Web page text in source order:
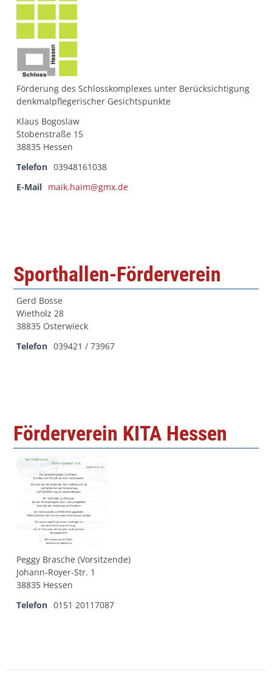
Förderung des Schlosskomplexes unter Berücksichtigung
denkmalpflegerischer Gesichtspunkte
Klaus Bogoslaw
Stobenstraße 15
38835 Hessen
Telefon 03948161038
E-Mail maik.haim@gmx.de
Sporthallen-Förderverein
Gerd Bosse
Wietholz 28
38835 Osterwieck
Telefon 039421 / 73967
Förderverein KITA Hessen
Peggy Brasche (Vorsitzende)
Johann-Royer-Str. 1
38835 Hessen
Telefon 0151 20117087